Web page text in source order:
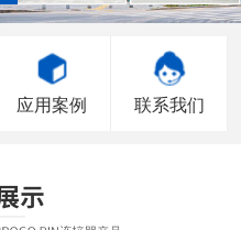
应用案例 联系我们